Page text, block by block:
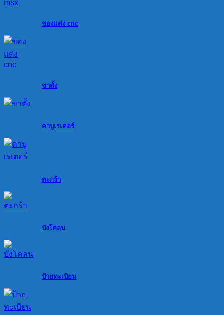
ของแต่ง cnc
ขาตั้ง
คาบูเรเตอร์
ตะกร้า
บังโคลน
ป้ายทะเบียน